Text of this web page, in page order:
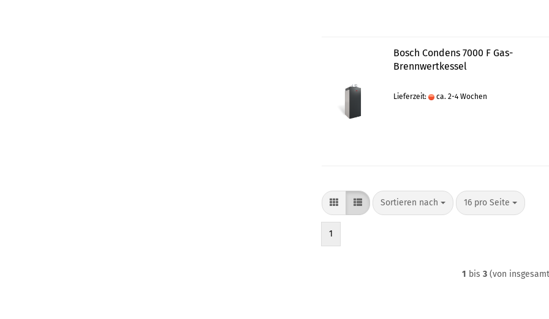
Bosch Condens 7000 F Gas-
Brennwertkessel
Lieferzeit: ca. 2-4 Wochen
Sortieren nach
Sortieren nach 16 pro Seite
pro Seite
1
1 bis3 (von